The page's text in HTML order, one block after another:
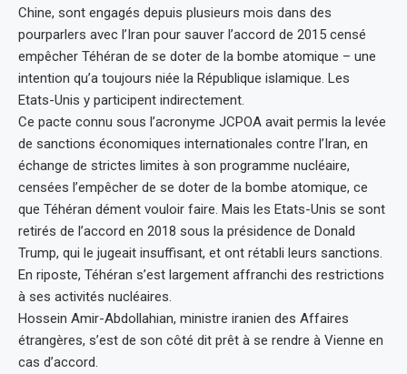
Chine, sont engagés depuis plusieurs mois dans des
pourparlers avec l’Iran pour sauver l’accord de 2015 censé
empêcher Téhéran de se doter de la bombe atomique – une
intention qu’a toujours niée la République islamique. Les
Etats-Unis y participent indirectement.
Ce pacte connu sous l’acronyme JCPOA avait permis la levée
de sanctions économiques internationales contre l’Iran, en
échange de strictes limites à son programme nucléaire,
censées l’empêcher de se doter de la bombe atomique, ce
que Téhéran dément vouloir faire. Mais les Etats-Unis se sont
retirés de l’accord en 2018 sous la présidence de Donald
Trump, qui le jugeait insuffisant, et ont rétabli leurs sanctions.
En riposte, Téhéran s’est largement affranchi des restrictions
à ses activités nucléaires.
Hossein Amir-Abdollahian, ministre iranien des Affaires
étrangères, s’est de son côté dit prêt à se rendre à Vienne en
cas d’accord.